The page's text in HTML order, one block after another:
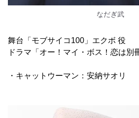
なだぎ武
舞台「モブサイコ100」エクボ 役
ドラマ「オー！マイ・ボス！恋は別
・キャットウーマン：安納サオリ